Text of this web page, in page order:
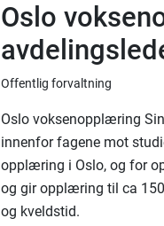
Oslo
Offentlig forvaltning
Oslo voksenopplæring
innenfor fagene mot
opplæring i Oslo, og for
og gir opplæring til ca
og kveldstid.